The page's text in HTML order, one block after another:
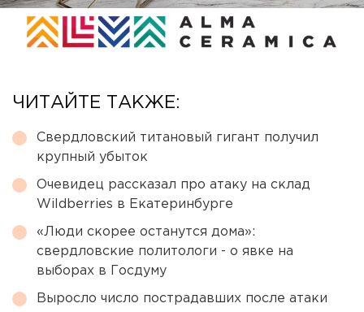
ЧИТАЙТЕ ТАКЖЕ:
Свердловский титановый гигант получил
крупный убыток
Очевидец рассказал про атаку на склад
Wildberries в Екатеринбурге
«Люди скорее останутся дома»:
свердловские политологи - о явке на
выборах в Госдуму
Выросло число пострадавших после атаки